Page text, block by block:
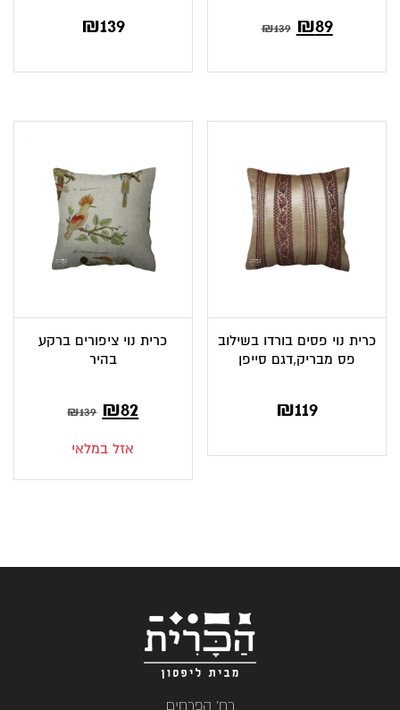
₪139 ₪89
₪139
כרית נוי פסים בורדו בשילוב
פס מבריק,דגם סייפן
₪119
כרית נוי ציפורים ברקע
בהיר
₪139 המחיר
המקורי
היה:
₪82המחיר
הוא:
אזל במלאי
רח' הפרחים